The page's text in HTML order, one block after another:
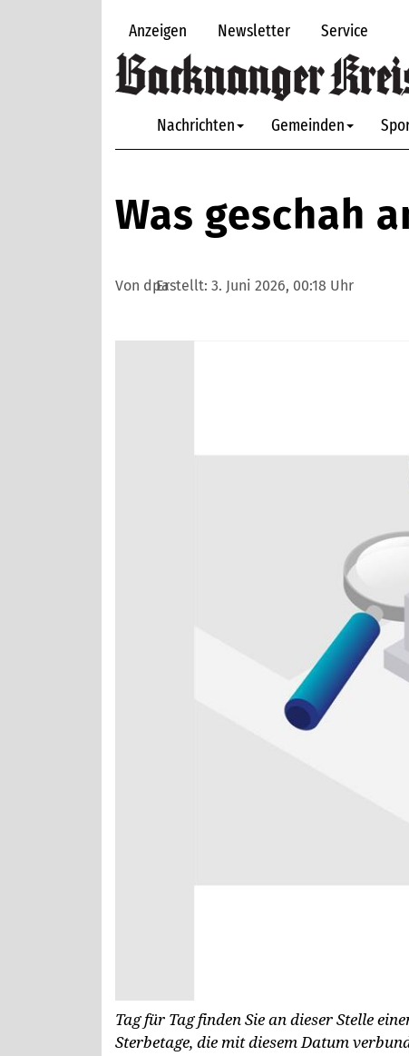
Anzeigen Newsletter Service
Nachrichten Gemeinden
Was geschah
Von dpaErstellt: 3. Juni 2026, 00:18 Uhr
Tag für Tag finden Sie an dieser Stelle
Sterbetage, die mit diesem Datum